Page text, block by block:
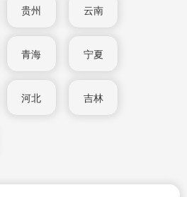
贵州 云南
青海 宁夏
河北 吉林